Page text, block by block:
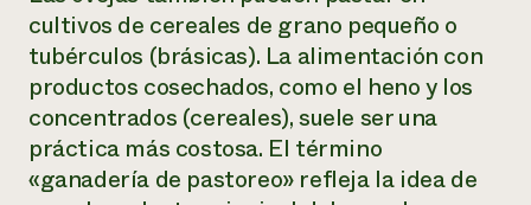
cultivos de cereales de grano pequeño o
tubérculos (brásicas). La alimentación con
productos cosechados, como el heno y los
concentrados (cereales), suele ser una
práctica más costosa. El término
«ganadería de pastoreo» refleja la idea de